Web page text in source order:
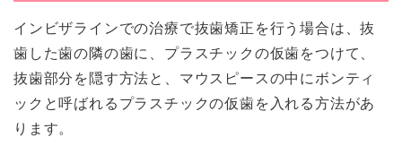
インビザラインでの治療で抜歯矯正を行う場合は、抜
歯した歯の隣の歯に、プラスチックの仮歯をつけて、
抜歯部分を隠す方法と、マウスピースの中にボンティ
ックと呼ばれるプラスチックの仮歯を入れる方法があ
ります。